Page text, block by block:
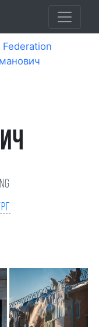
Federation